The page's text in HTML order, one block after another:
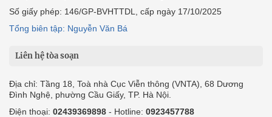
Số giấy phép: 146/GP-BVHTTDL, cấp ngày 17/10/2025
Tổng biên tập: Nguyễn Văn Bá
Liên hệ tòa soạn
Địa chỉ: Tầng 18, Toà nhà Cục Viễn thông (VNTA), 68 Dương
Đình Nghệ, phường Cầu Giấy, TP. Hà Nội.
Điện thoại: 02439369898 - Hotline: 0923457788